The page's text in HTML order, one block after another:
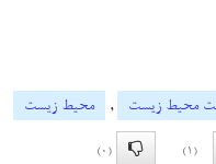
محیط زیست ,
محیط زیست
(1)
(0)